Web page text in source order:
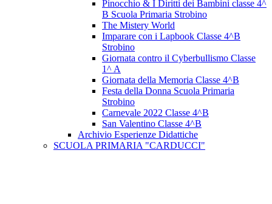
Pinocchio & I Diritti dei Bambini classe 4^
B Scuola Primaria Strobino
The Mistery World
Imparare con i Lapbook Classe 4^B
Strobino
Giornata contro il Cyberbullismo Classe
1^ A
Giornata della Memoria Classe 4^B
Festa della Donna Scuola Primaria
Strobino
Carnevale 2022 Classe 4^B
San Valentino Classe 4^B
Archivio Esperienze Didattiche
SCUOLA PRIMARIA "CARDUCCI"